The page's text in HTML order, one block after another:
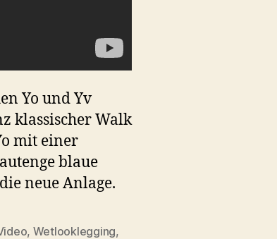
Yo und Yv
klassischer Walk
mit einer
blaue
neue Anlage.
, Wetlooklegging,